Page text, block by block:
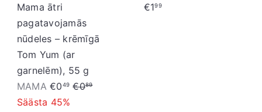
Mama ātri
pagatavojamās
nūdeles – krēmīgā
Tom Yum (ar
garnelēm), 55 g
MAMAI
z
€049 P
€089
Säästa 45%
€199